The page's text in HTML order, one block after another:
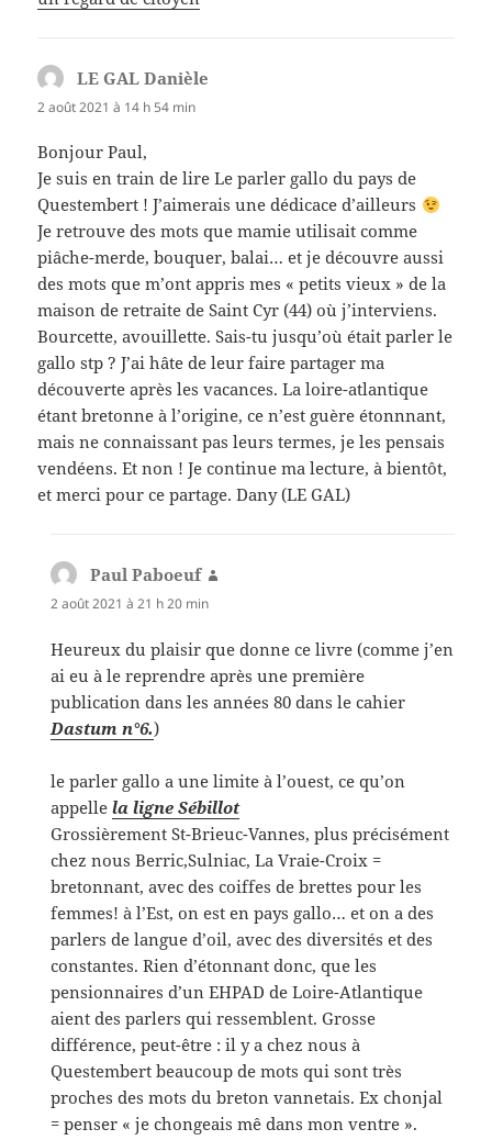
LE GAL Danièle
2 août 2021 à 14 h 54 min
Bonjour Paul,
Je suis en train de lire Le parler gallo du pays de
Questembert ! J’aimerais une dédicace d’ailleurs
Je retrouve des mots que mamie utilisait comme
piâche-merde, bouquer, balai… et je découvre aussi
des mots que m’ont appris mes « petits vieux » de la
maison de retraite de Saint Cyr (44) où j’interviens.
Bourcette, avouillette. Sais-tu jusqu’où était parler le
gallo stp ? J’ai hâte de leur faire partager ma
découverte après les vacances. La loire-atlantique
étant bretonne à l’origine, ce n’est guère étonnnant,
mais ne connaissant pas leurs termes, je les pensais
vendéens. Et non ! Je continue ma lecture, à bientôt,
et merci pour ce partage. Dany (LE GAL)
Paul Paboeuf
2 août 2021 à 21 h 20 min
Heureux du plaisir que donne ce livre (comme j’en
ai eu à le reprendre après une première
publication dans les années 80 dans le cahier
Dastum n°6.)
le parler gallo a une limite à l’ouest, ce qu’on
appellela ligne Sébillot
Grossièrement St-Brieuc-Vannes, plus précisément
chez nous Berric,Sulniac, La Vraie-Croix =
bretonnant, avec des coiffes de brettes pour les
femmes! à l’Est, on est en pays gallo… et on a des
parlers de langue d’oil, avec des diversités et des
constantes. Rien d’étonnant donc, que les
pensionnaires d’un EHPAD de Loire-Atlantique
aient des parlers qui ressemblent. Grosse
différence, peut-être : il y a chez nous à
Questembert beaucoup de mots qui sont très
proches des mots du breton vannetais. Ex chonjal
= penser « je chongeais mê dans mon ventre ».